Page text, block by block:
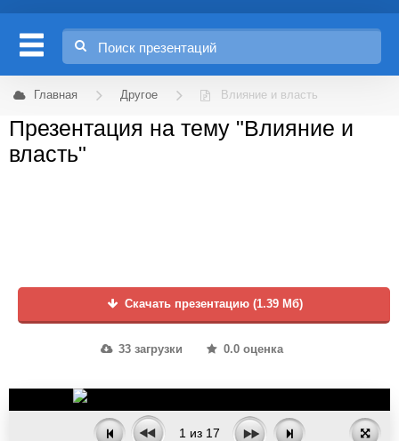
Главная Другое Влияние и власть
Презентация на тему "Влияние и
власть"
Скачать презентацию (1.39 Мб)
33 загрузки 0.0 оценка
1 из 17